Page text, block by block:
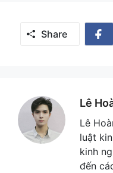
Share
Lê
Lê
luật
kinh
đến